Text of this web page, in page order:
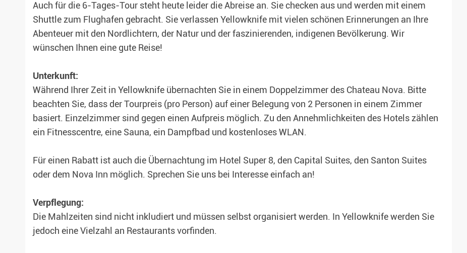
Auch für die 6-Tages-Tour steht heute leider die Abreise an. Sie checken aus und werden mit einem
Shuttle zum Flughafen gebracht. Sie verlassen Yellowknife mit vielen schönen Erinnerungen an Ihre
Abenteuer mit den Nordlichtern, der Natur und der faszinierenden, indigenen Bevölkerung. Wir
wünschen Ihnen eine gute Reise!
Unterkunft:
Während Ihrer Zeit in Yellowknife übernachten Sie in einem Doppelzimmer des Chateau Nova. Bitte
beachten Sie, dass der Tourpreis (pro Person) auf einer Belegung von 2 Personen in einem Zimmer
basiert. Einzelzimmer sind gegen einen Aufpreis möglich. Zu den Annehmlichkeiten des Hotels zählen
ein Fitnesscentre, eine Sauna, ein Dampfbad und kostenloses WLAN.
Für einen Rabatt ist auch die Übernachtung im Hotel Super 8, den Capital Suites, den Santon Suites
oder dem Nova Inn möglich. Sprechen Sie uns bei Interesse einfach an!
Verpflegung:
Die Mahlzeiten sind nicht inkludiert und müssen selbst organisiert werden. In Yellowknife werden Sie
jedoch eine Vielzahl an Restaurants vorfinden.